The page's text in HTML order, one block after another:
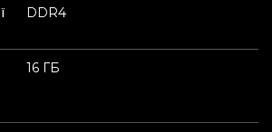
DDR4
16 ГБ